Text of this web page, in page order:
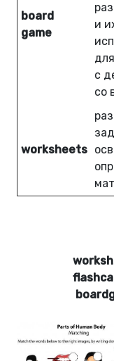
board
game
и
с
со
worksheets